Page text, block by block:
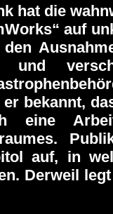
hat die
auf
und
er bekannt,
eine
auf, in
Derweil